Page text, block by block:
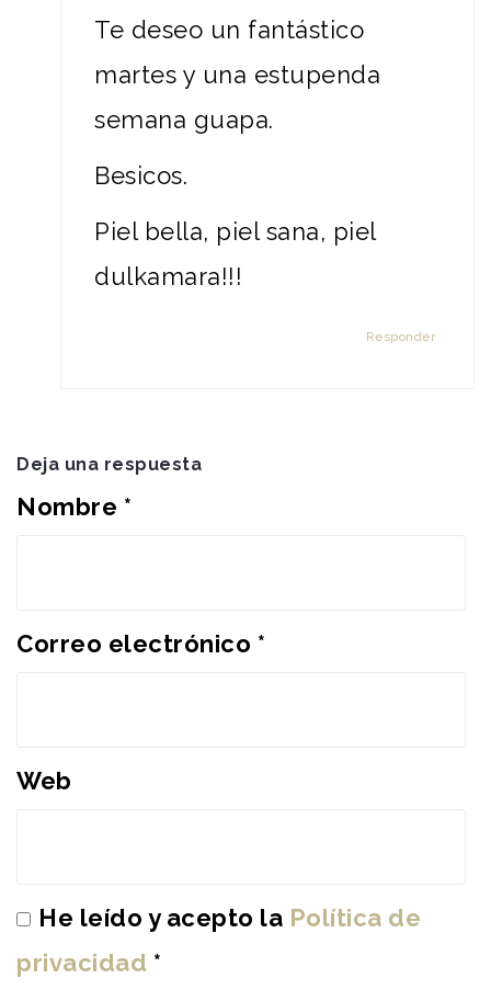
Te deseo un fantástico
martes y una estupenda
semana guapa.
Besicos.
Piel bella, piel sana, piel
dulkamara!!!
Responder
Deja una respuesta
Nombre *
Correo electrónico *
Web
He leído y acepto la Política de
privacidad *